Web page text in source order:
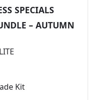
SPECIALS
– AUTUMN
Kit